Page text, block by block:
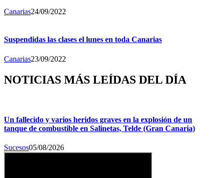
Canarias24/09/2022
Suspendidas las clases el lunes en toda Canarias
Canarias23/09/2022
NOTICIAS MÁS LEÍDAS DEL DÍA
Un fallecido y varios heridos graves en la explosión de un
tanque de combustible en Salinetas, Telde (Gran Canaria)
Sucesos05/08/2026